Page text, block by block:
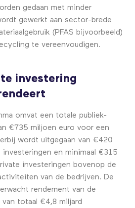
gedaan met minder
gewerkt aan sector-brede
(PFAS bijvoorbeeld)
te vereenvoudigen.
investering
omvat een totale publiek-
€735 miljoen euro voor een
wordt uitgegaan van €420
investeringen en minimaal €315
investeringen bovenop de
van de bedrijven. De
rendement van de
totaal €4,8 miljard